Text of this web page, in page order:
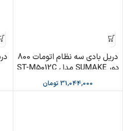
دریل بادی سه نظام اتومات 800
دور SUMAKE مدل ST-M5012C
31,044,000 تومان